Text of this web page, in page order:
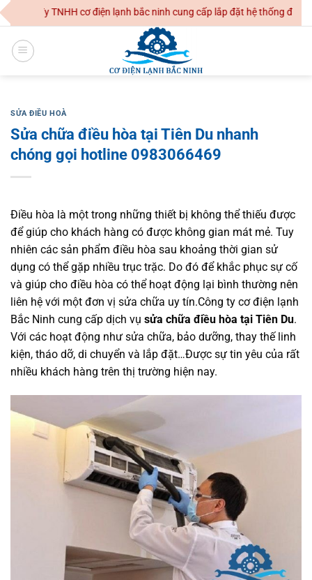
Skip
to
content
Ty TNHH cơ điện lạnh bắc ninh cung cấp lắp đặt hệ thống điều hoà
SỬA ĐIỀU HOÀ
Sửa chữa điều hòa tại Tiên Du nhanh
chóng gọi hotline 0983066469
Điều hòa là một trong những thiết bị không thể thiếu được
để giúp cho khách hàng có được không gian mát mẻ. Tuy
nhiên các sản phẩm điều hòa sau khoảng thời gian sử
dụng có thể gặp nhiều trục trặc. Do đó để khắc phục sự cố
và giúp cho điều hòa có thể hoạt động lại bình thường nên
liên hệ với một đơn vị sửa chữa uy tín.Công ty cơ điện lạnh
Bắc Ninh cung cấp dịch vụ sửa chữa điều hòa tại Tiên Du.
Với các hoạt động như sửa chữa, bảo dưỡng, thay thế linh
kiện, tháo dỡ, di chuyển và lắp đặt…Được sự tin yêu của rất
nhiều khách hàng trên thị trường hiện nay.